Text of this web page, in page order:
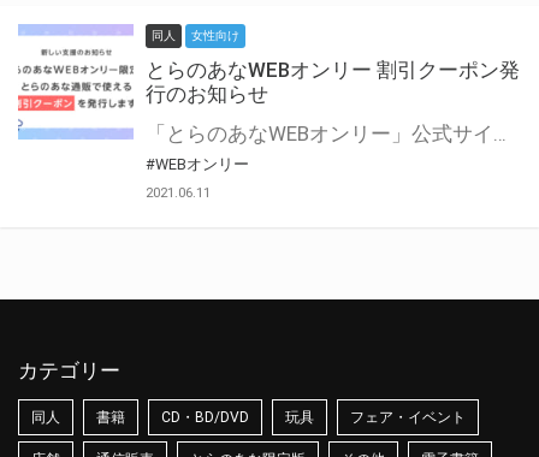
同人 女性向け
とらのあなWEBオンリー 割引クーポン発
行のお知らせ
「とらのあなWEBオンリー」公式サイトでとらのあな通販の「割引クーポン」を配布中！ イベントごとに開催当日限定で使える割引クーポンのシリアルコードを発行します。 とらのあなWEBオンリーのページをチェックして、イベント当日にお得にお買い物を楽しみましょう♪ ※本キャンペーンは予告なく終了する場合がございます。 とらのあなWEBオンリーサイトはこちら
#WEBオンリー
2021.06.11
カテゴリー
同人 書籍 CD・BD/DVD 玩具 フェア・イベント